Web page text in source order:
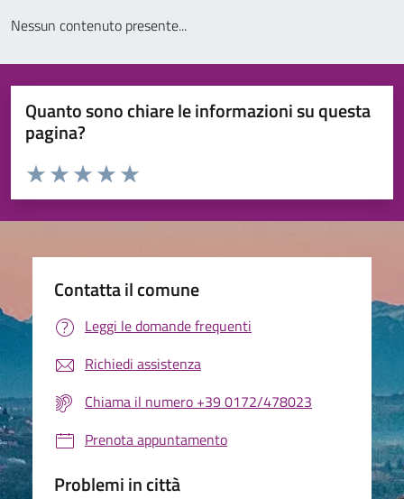
Nessun contenuto presente...
Quanto sono chiare le informazioni su questa
pagina?
Valuta da 1 a 5 stelle la pagina
Valuta 5 stelle su 5
Valuta 4 stelle su 5
Valuta 3 stelle su 5
Valuta 2 stelle su 5
Valuta 1 stelle su 5
Contatta il comune
Leggi le domande frequenti
Richiedi assistenza
Chiama il numero +39 0172/478023
Prenota appuntamento
Problemi in città